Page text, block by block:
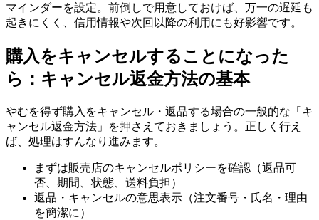
マインダーを設定。前倒しで用意しておけば、万一の遅延も
起きにくく、信用情報や次回以降の利用にも好影響です。
購入をキャンセルすることになった
ら：キャンセル返金方法の基本
やむを得ず購入をキャンセル・返品する場合の一般的な「キ
ャンセル返金方法」を押さえておきましょう。正しく行え
ば、処理はすんなり進みます。
まずは販売店のキャンセルポリシーを確認（返品可
否、期間、状態、送料負担）
返品・キャンセルの意思表示（注文番号・氏名・理由
を簡潔に）